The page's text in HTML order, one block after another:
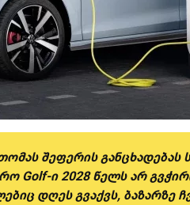
შეფერის
Golf-ი 2028 წელს არ
დღეს გვაქვს, ბაზარზე